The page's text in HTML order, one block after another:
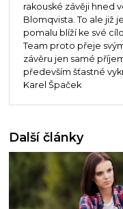
rakouské závěji hned
Blomqvista. To ale již
pomalu blíží ke své
Team proto přeje
závěru jen samé
především šťastné
Karel Špaček
Další články